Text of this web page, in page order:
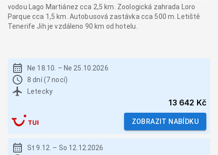
vodou Lago Martiánez cca 2,5 km. Zoologická zahrada Loro
Parque cca 1,5 km. Autobusová zastávka cca 500 m. Letiště
Tenerife Jih je vzdáleno 90 km od hotelu.
Ne 18.10. – Ne 25.10.2026
8 dní (7 nocí)
Letecky
13 642 Kč
ZOBRAZIT NABÍDKU
St 9.12. – So 12.12.2026